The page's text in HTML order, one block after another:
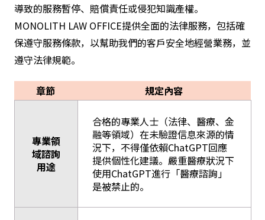
導致的服務暫停、賠償責任或侵犯知識產權。
MONOLITH LAW OFFICE提供全面的法律服務，包括確
保遵守服務條款，以幫助我們的客戶安全地經營業務，並
遵守法律規範。
章節 規定內容
專業領
域諮詢
用途
合格的專業人士（法律、醫療、金
融等領域）在未驗證信息來源的情
況下，不得僅依賴ChatGPT回應
提供個性化建議。嚴重醫療狀況下
使用ChatGPT進行「醫療諮詢」
是被禁止的。